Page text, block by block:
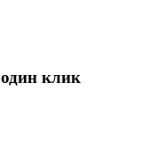
клик